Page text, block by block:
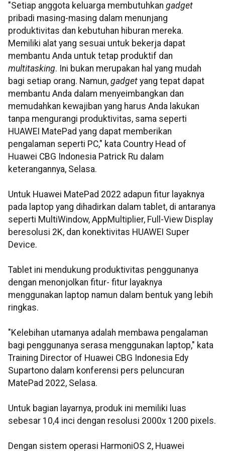
"Setiap anggota keluarga membutuhkan gadget
pribadi masing-masing dalam menunjang
produktivitas dan kebutuhan hiburan mereka.
Memiliki alat yang sesuai untuk bekerja dapat
membantu Anda untuk tetap produktif dan
multitasking. Ini bukan merupakan hal yang mudah
bagi setiap orang. Namun, gadget yang tepat dapat
membantu Anda dalam menyeimbangkan dan
memudahkan kewajiban yang harus Anda lakukan
tanpa mengurangi produktivitas, sama seperti
HUAWEI MatePad yang dapat memberikan
pengalaman seperti PC," kata Country Head of
Huawei CBG Indonesia Patrick Ru dalam
keterangannya, Selasa.
Untuk Huawei MatePad 2022 adapun fitur layaknya
pada laptop yang dihadirkan dalam tablet, di antaranya
seperti MultiWindow, AppMultiplier, Full-View Display
beresolusi 2K, dan konektivitas HUAWEI Super
Device.
Tablet ini mendukung produktivitas penggunanya
dengan menonjolkan fitur- fitur layaknya
menggunakan laptop namun dalam bentuk yang lebih
ringkas.
"Kelebihan utamanya adalah membawa pengalaman
bagi penggunanya serasa menggunakan laptop," kata
Training Director of Huawei CBG Indonesia Edy
Supartono dalam konferensi pers peluncuran
MatePad 2022, Selasa.
Untuk bagian layarnya, produk ini memiliki luas
sebesar 10,4 inci dengan resolusi 2000x 1200 pixels.
Dengan sistem operasi HarmoniOS 2, Huawei